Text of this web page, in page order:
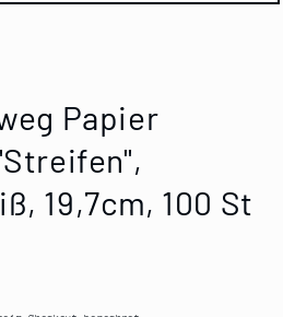
Papier
19,7cm, 100 St